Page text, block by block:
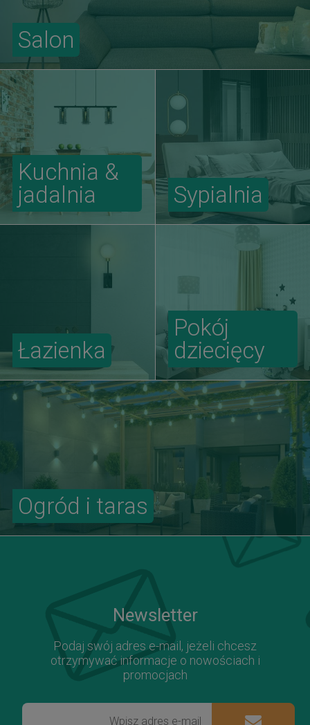
Salon
Kuchnia &
jadalnia
Sypialnia
Ogród i taras
Łazienka
Pokój
dziecięcy
Newsletter
Podaj swój adres e-mail, jeżeli chcesz
otrzymywać informacje o nowościach i
promocjach